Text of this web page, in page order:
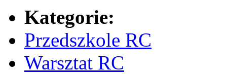
Kategorie:
Przedszkole RC
Warsztat RC